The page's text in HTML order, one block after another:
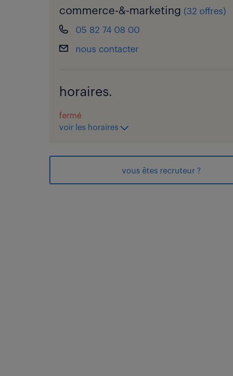
commerce-&-marketing (32 offres)
05 82 74 08 00
nous contacter
horaires.
fermé
voir les horaires
vous êtes recruteur ?